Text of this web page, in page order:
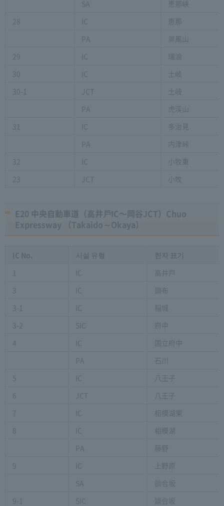
SA
恵那峡
28
IC
恵那
PA
屏風山
29
IC
瑞浪
30
IC
土岐
30-1
JCT
土岐
PA
虎渓山
31
IC
多治見
PA
内津峠
32
IC
小牧東
23
JCT 小牧
E20 中央自動車道（高井⼾IC〜岡谷JCT）Chuo
Expressway （Takaido～Okaya）
1
IC
高井戸
3
IC
調布
3-1
IC
稲城
3-2
SIC
府中
4
IC
国立府中
PA
石川
5
IC
八王子
6
JCT
八王子
7
IC
相模湖東
8
IC
相模湖
PA
藤野
9
IC
上野原
SA
談合坂
9-1
SIC
談合坂